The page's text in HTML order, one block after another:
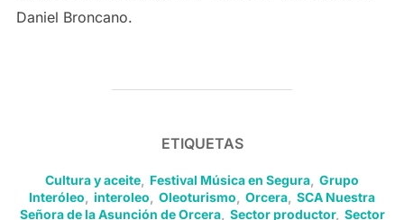
Daniel Broncano.
ETIQUETAS
Cultura y aceite Festival Música en Segura Grupo
Interóleo
interoleo Oleoturismo Orcera SCA Nuestra
Señora de la Asunción de Orcera, Sector productor, Sector